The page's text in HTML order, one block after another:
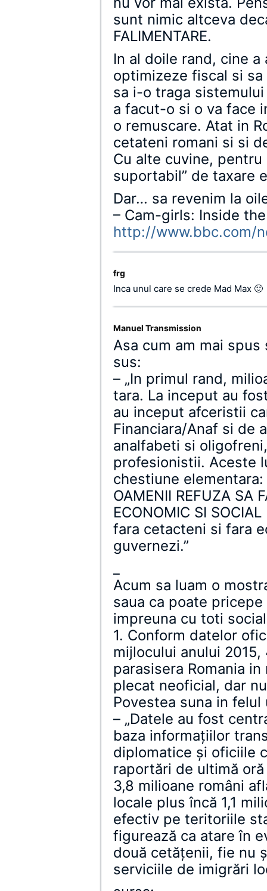
sunt nimic altceva
FALIMENTARE.
In al doile rand, cine
optimizeze fiscal si
sa i-o traga
a facut-o si o va face
o remuscare. Atat in
cetateni romani si si
Cu alte cuvine,
suportabil” de taxare
Dar… sa revenim la
– Cam-girls: Inside
http://www.bbc.com/
frg
Inca unul care se crede Mad Max 🙂
Manuel Transmission
Asa cum am mai
sus:
– „In primul rand,
tara. La inceput au
au inceput afceristii
Financiara/Anaf si de
analfabeti si
profesionistii. Aceste
chestiune
OAMENII REFUZA SA
ECONOMIC SI
fara cetacteni si fara
guvernezi.”
Acum sa luam o
saua ca poate
impreuna cu toti
1. Conform datelor
mijlocului anului
parasisera Romania
plecat neoficial, dar
Povestea suna in felul
– „Datele au fost
baza informațiilor
diplomatice și oficiile
raportări de ultimă
3,8 milioane români
locale plus încă 1,1
efectiv pe teritoriile
figurează ca atare în
două cetățenii, fie nu
serviciile de imigrări